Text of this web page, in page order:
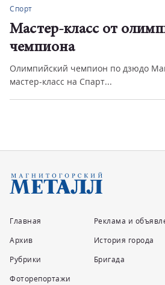
Спорт
Мастер-класс от
чемпиона
Олимпийский чемпион по дзюдо
мастер-класс на Спарт...
Главная
Архив
Рубрики
Фоторепортажи
Реклама и
История города
Бригада